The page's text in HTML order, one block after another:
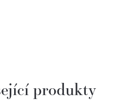
produkty